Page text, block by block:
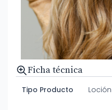
Ficha técnica
Tipo Producto Loción